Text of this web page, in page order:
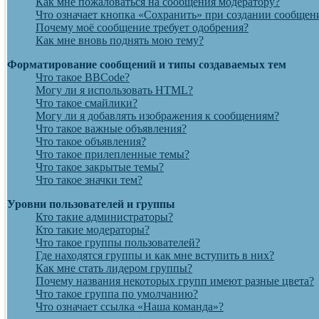
Что означает кнопка «Сохранить» при создании
Почему моё сообщение требует одобрения?
Как мне вновь поднять мою тему?
Форматирование сообщений и типы создаваемых тем
Что такое BBCode?
Могу ли я использовать HTML?
Что такое смайлики?
Могу ли я добавлять изображения к сообщениям?
Что такое важные объявления?
Что такое объявления?
Что такое прилепленные темы?
Что такое закрытые темы?
Что такое значки тем?
Уровни пользователей и группы
Кто такие администраторы?
Кто такие модераторы?
Что такое группы пользователей?
Где находятся группы и как мне вступить в них?
Как мне стать лидером группы?
Почему названия некоторых групп имеют разные цвета?
Что такое группа по умолчанию?
Что означает ссылка «Наша команда»?